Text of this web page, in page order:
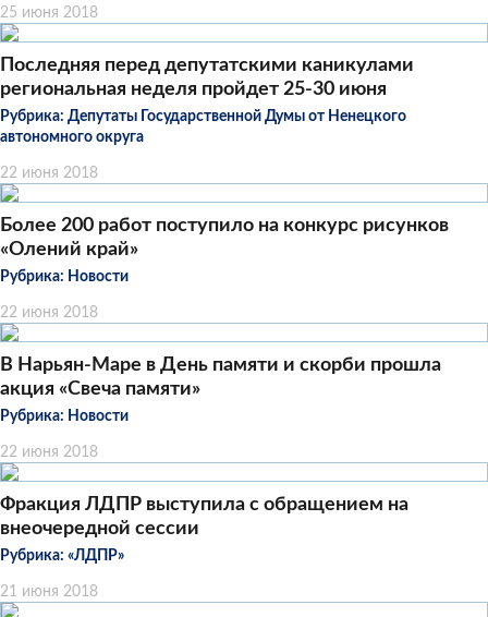
25 июня 2018
Последняя перед депутатскими каникулами
региональная неделя пройдет 25-30 июня
Рубрика: Депутаты Государственной Думы от Ненецкого
автономного округа
22 июня 2018
Более 200 работ поступило на конкурс рисунков
«Олений край»
Рубрика: Новости
22 июня 2018
В Нарьян-Маре в День памяти и скорби прошла
акция «Свеча памяти»
Рубрика: Новости
22 июня 2018
Фракция ЛДПР выступила с обращением на
внеочередной сессии
Рубрика: «ЛДПР»
21 июня 2018